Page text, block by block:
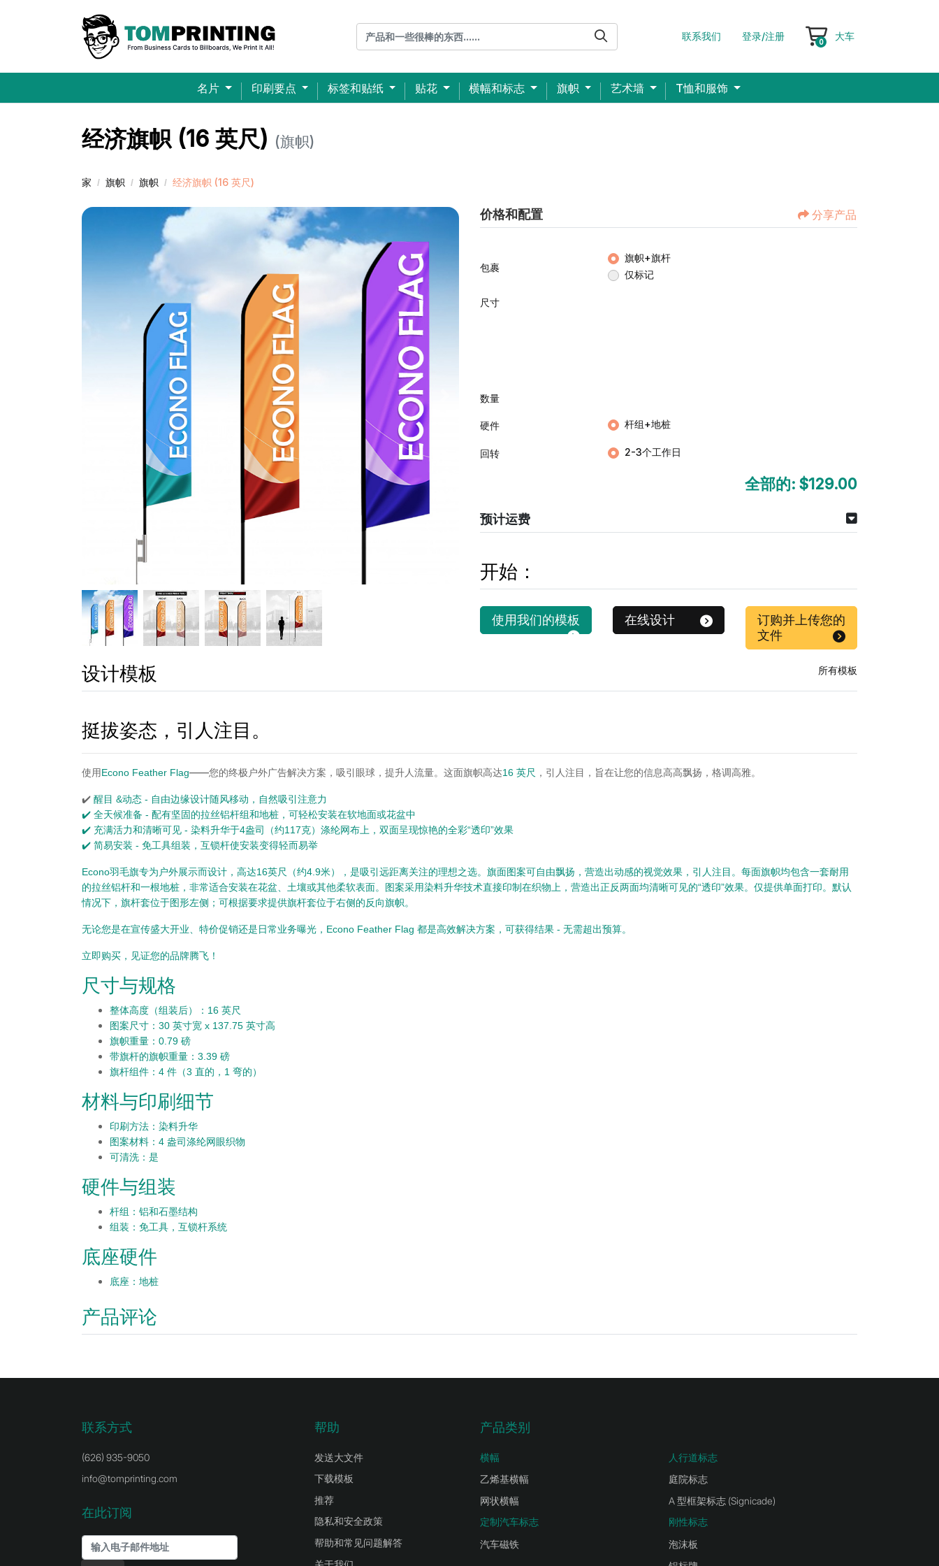
联系我们 登录/注册 大车 大车
0
名片 印刷要点 标签和贴纸 贴花 横幅和标志 旗帜 艺术墙 T恤和服饰
经济旗帜 (16 英尺) (旗帜)
家 旗帜 旗帜 经济旗帜 (16 英尺)
价格和配置 分享产品
包裹
旗帜+旗杆
仅标记
尺寸
数量
硬件 杆组+地桩
回转 2-3个工作日
全部的: $129.00
预计运费
开始：
使用我们的模板 在线设计
订购并上传您的
文件
所有模板
设计模板
挺拔姿态，引人注目。
使用Econo Feather Flag——您的终极户外广告解决方案，吸引眼球，提升人流量。这面旗帜高达16 英尺 ，引人注目，旨在让您的信息高高飘扬，格调高雅。
✔️ 醒目 &动态 - 自由边缘设计随风移动，自然吸引注意力
✔️ 全天候准备 - 配有坚固的拉丝铝杆组和地桩，可轻松安装在软地面或花盆中
✔️ 充满活力和清晰可见 - 染料升华于4盎司（约117克）涤纶网布上，双面呈现惊艳的全彩“透印”效果
✔️ 简易安装 - 免工具组装，互锁杆使安装变得轻而易举
Econo羽毛旗专为户外展示而设计，高达16英尺（约4.9米），是吸引远距离关注的理想之选。旗面图案可自由飘扬，营造出动感的视觉效果，引人注目。每面旗帜均包含一套耐用
的拉丝铝杆和一根地桩，非常适合安装在花盆、土壤或其他柔软表面。图案采用染料升华技术直接印制在织物上，营造出正反两面均清晰可见的“透印”效果。仅提供单面打印。默认
情况下，旗杆套位于图形左侧；可根据要求提供旗杆套位于右侧的反向旗帜。
无论您是在宣传盛大开业、特价促销还是日常业务曝光，Econo Feather Flag 都是高效解决方案，可获得结果 - 无需超出预算。
立即购买，见证您的品牌腾飞！
尺寸与规格
整体高度（组装后）：16 英尺
图案尺寸：30 英寸宽 x 137.75 英寸高
旗帜重量：0.79 磅
带旗杆的旗帜重量：3.39 磅
旗杆组件：4 件（3 直的，1 弯的）
材料与印刷细节
印刷方法：染料升华
图案材料：4 盎司涤纶网眼织物
可清洗：是
硬件与组装
杆组 ：铝和石墨结构
组装 ：免工具，互锁杆系统
底座硬件
底座：地桩
产品评论
联系方式
(626) 935-9050
info@tomprinting.com
在此订阅
帮助
发送大文件
下载模板
推荐
隐私和安全政策
帮助和常见问题解答
产品类别
横幅
乙烯基横幅
网状横幅
人行道标志
庭院标志
A 型框架标志 (Signicade)
定制汽车标志
汽车磁铁
刚性标志
泡沫板